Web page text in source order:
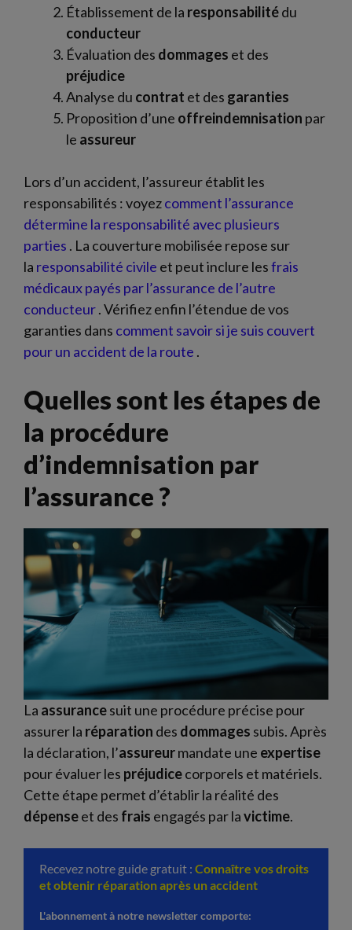
Établissement de la responsabilitédu
conducteur
Évaluation des dommages et des
préjudice
Analyse du contrat et des garanties
Proposition d’une offreindemnisation par
le assureur
Lors d’un accident, l’assureur établit les
responsabilités : voyezcomment l’assurance
détermine la responsabilité avec plusieurs
parties . La couverture mobilisée repose sur
la responsabilité civile et peut inclure lesfrais
médicaux payés par l’assurance de l’autre
conducteur. Vérifiez enfin l’étendue de vos
garanties dans comment savoir si je suis couvert
pour un accident de la route .
Quelles sont les étapes de
la procédure
d’indemnisation par
l’assurance ?
La assurancesuit une procédure précise pour
assurer la réparation des dommages subis. Après
la déclaration, l’assureurmandate une expertise
pour évaluer les préjudicecorporels et matériels.
Cette étape permet d’établir la réalité des
dépenseet des frais engagés par lavictime.